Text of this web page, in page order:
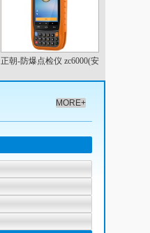
正朝-防爆点检仪 zc6000(安
卓)
MORE+